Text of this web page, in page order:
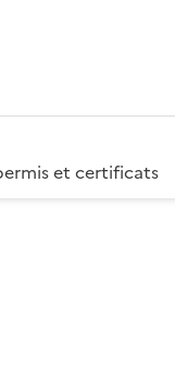
et certificats